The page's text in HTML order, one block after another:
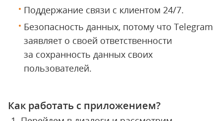
Поддержание связи с клиентом 24/7.
Безопасность данных, потому что Telegram
заявляет о своей ответственности
за сохранность данных своих
пользователей.
Как работать с приложением?